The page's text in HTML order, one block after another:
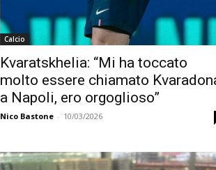
Calcio
Kvaratskhelia: “Mi ha toccato
molto essere chiamato
a Napoli, ero orgoglioso”
Nico Bastone - 10/03/2026